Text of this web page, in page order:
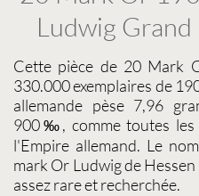
Ludwig Grand
Cette pièce de 20 Mark
330.000 exemplaires de
allemande pèse 7,96
900‰, comme toutes les
l'Empire allemand. Le
mark Or Ludwig de
assez rare et recherchée.